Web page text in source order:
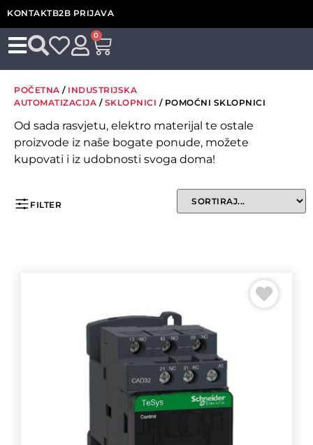
KONTAKTB2B PRIJAVA
0
POČETNA / INDUSTRIJSKA
AUTOMATIZACIJA / SKLOPNICI / POMOĆNI SKLOPNICI
Od sada rasvjetu, elektro materijal te ostale
proizvode iz naše bogate ponude, možete
kupovati i iz udobnosti svoga doma!
FILTER